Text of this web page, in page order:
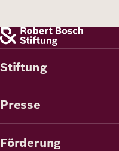
Stiftung
Presse
Förderung